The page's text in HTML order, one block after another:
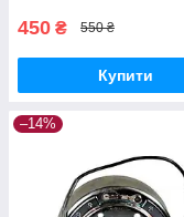
450 ₴ 550 ₴
Купити
–14%